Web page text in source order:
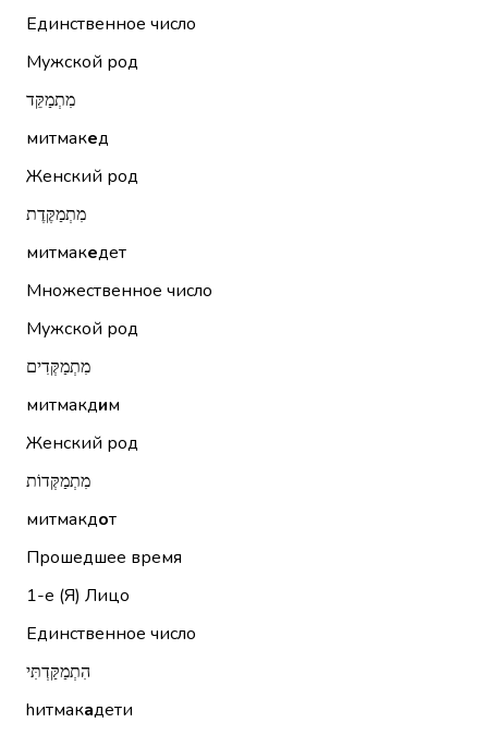
Единственное число
Мужской род
מִתְמַקֵּד
митмакед
Женский род
מִתְמַקֶּדֶת
митмакедет
Множественное число
Мужской род
מִתְמַקְּדִים
митмакдим
Женский род
מִתְמַקְּדוֹת
митмакдот
Прошедшее время
1-е (Я) Лицо
Единственное число
הִתְמַקַּדְתִּי
hитмакадети